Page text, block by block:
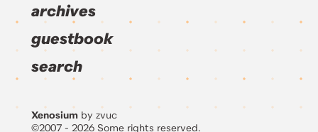
archives
guestbook
search
Xenosium by zvuc
©2007 - 2026 Some rights reserved.